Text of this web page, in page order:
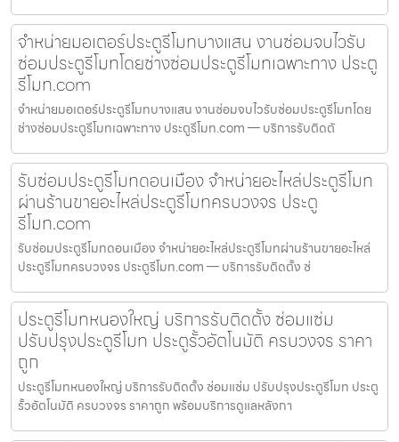
จำหน่ายมอเตอร์ประตูรีโมทบางแสน งานซ่อมจบไวรับ
ซ่อมประตูรีโมทโดยช่างซ่อมประตูรีโมทเฉพาะทาง ประตู
รีโมท.com
จำหน่ายมอเตอร์ประตูรีโมทบางแสน งานซ่อมจบไวรับซ่อมประตูรีโมทโดย
ช่างซ่อมประตูรีโมทเฉพาะทาง ประตูรีโมท.com — บริการรับติดตั
รับซ่อมประตูรีโมทดอนเมือง จำหน่ายอะไหล่ประตูรีโมท
ผ่านร้านขายอะไหล่ประตูรีโมทครบวงจร ประตู
รีโมท.com
รับซ่อมประตูรีโมทดอนเมือง จำหน่ายอะไหล่ประตูรีโมทผ่านร้านขายอะไหล่
ประตูรีโมทครบวงจร ประตูรีโมท.com — บริการรับติดตั้ง ซ่
ประตูรีโมทหนองใหญ่ บริการรับติดตั้ง ซ่อมแซ่ม
ปรับปรุงประตูรีโมท ประตูรั้วอัตโนมัติ ครบวงจร ราคา
ถูก
ประตูรีโมทหนองใหญ่ บริการรับติดตั้ง ซ่อมแซ่ม ปรับปรุงประตูรีโมท ประตู
รั้วอัตโนมัติ ครบวงจร ราคาถูก พร้อมบริการดูแลหลังกา